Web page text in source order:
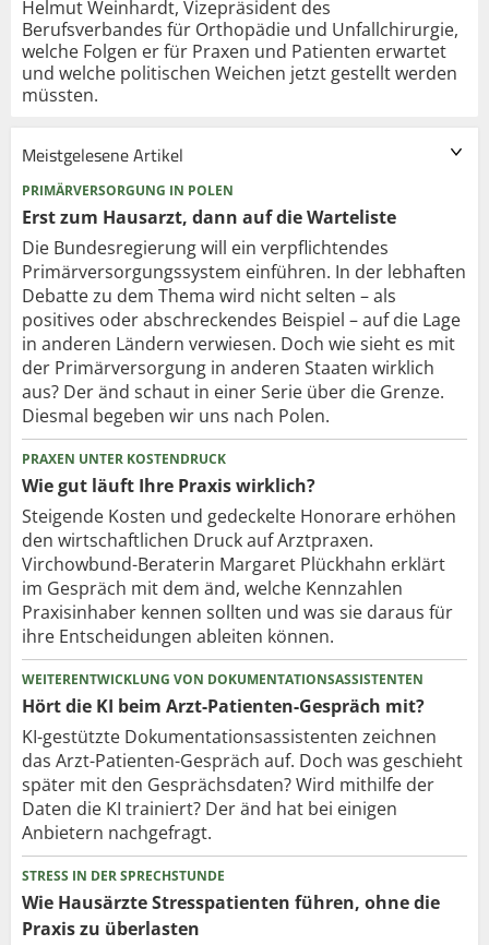
Helmut Weinhardt, Vizepräsident des
Berufsverbandes für Orthopädie und Unfallchirurgie,
welche Folgen er für Praxen und Patienten erwartet
und welche politischen Weichen jetzt gestellt werden
müssten.
Meistgelesene Artikel
PRIMÄRVERSORGUNG IN POLEN
Erst zum Hausarzt, dann auf die Warteliste
Die Bundesregierung will ein verpflichtendes
Primärversorgungssystem einführen. In der lebhaften
Debatte zu dem Thema wird nicht selten – als
positives oder abschreckendes Beispiel – auf die Lage
in anderen Ländern verwiesen. Doch wie sieht es mit
der Primärversorgung in anderen Staaten wirklich
aus? Der änd schaut in einer Serie über die Grenze.
Diesmal begeben wir uns nach Polen.
PRAXEN UNTER KOSTENDRUCK
Wie gut läuft Ihre Praxis wirklich?
Steigende Kosten und gedeckelte Honorare erhöhen
den wirtschaftlichen Druck auf Arztpraxen.
Virchowbund-Beraterin Margaret Plückhahn erklärt
im Gespräch mit dem änd, welche Kennzahlen
Praxisinhaber kennen sollten und was sie daraus für
ihre Entscheidungen ableiten können.
WEITERENTWICKLUNG VON DOKUMENTATIONSASSISTENTEN
Hört die KI beim Arzt-Patienten-Gespräch mit?
KI-gestützte Dokumentationsassistenten zeichnen
das Arzt-Patienten-Gespräch auf. Doch was geschieht
später mit den Gesprächsdaten? Wird mithilfe der
Daten die KI trainiert? Der änd hat bei einigen
Anbietern nachgefragt.
STRESS IN DER SPRECHSTUNDE
Wie Hausärzte Stresspatienten führen, ohne die
Praxis zu überlasten